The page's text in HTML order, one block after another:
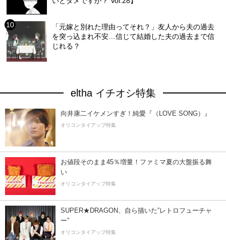
「元嫁と別れた理由ってそれ？」友人から夫の過去
を突っ込まれ不安…信じて結婚した夫の過去まで信
じれる？
eltha イチオシ特集
向井康二イケメンすぎ！純愛『（LOVE SONG）』
オリコンタイアップ特集
お値段そのまま45％増量！ファミマ夏の大盤振る舞
い
オリコンタイアップ特集
SUPER★DRAGON、自ら描いた”レトロフューチャ
ー”
オリコンタイアップ特集